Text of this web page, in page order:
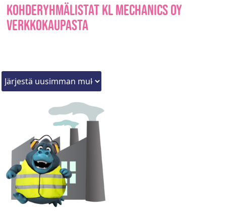
Kohderyhmälistat KL Mechanics Oy
verkkokaupasta